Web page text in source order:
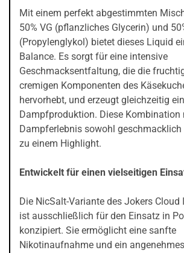
Mit einem perfekt abgestimmten
50% VG (pflanzliches Glycerin) und
(Propylenglykol) bietet dieses Liquid
Balance. Es sorgt für eine intensive
Geschmacksentfaltung, die die
cremigen Komponenten des
hervorhebt, und erzeugt gleichzeitig
Dampfproduktion. Diese Kombination
Dampferlebnis sowohl
zu einem Highlight.
Entwickelt für einen vielseitigen
Die NicSalt-Variante des Jokers Cloud
ist ausschließlich für den Einsatz in
konzipiert. Sie ermöglicht eine sanfte
Nikotinaufnahme und ein angenehmes